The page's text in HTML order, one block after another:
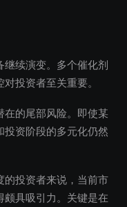
续演变。多个催化剂
投资者至关重要。
在的尾部风险。即使某
投资阶段的多元化仍然
的投资者来说，当前市
颇具吸引力。关键是在